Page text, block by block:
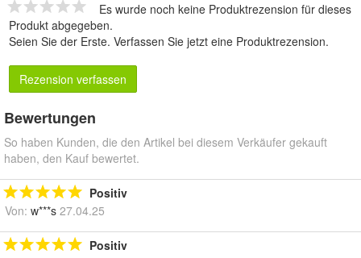
Es wurde noch keine Produktrezension für dieses
Produkt abgegeben.
Seien Sie der Erste. Verfassen Sie jetzt eine Produktrezension.
Rezension verfassen
Bewertungen
So haben Kunden, die den Artikel bei diesem Verkäufer gekauft
haben, den Kauf bewertet.
Positiv
Von: w***s 27.04.25
Positiv